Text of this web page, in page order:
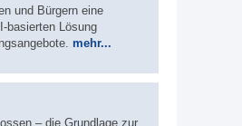
und Bürgern eine
basierten Lösung
mehr...
– die Grundlage zur